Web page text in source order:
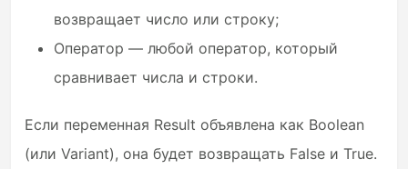
возвращает число или строку;
Оператор — любой оператор, который
сравнивает числа и строки.
Если переменная Result объявлена как Boolean
(или Variant), она будет возвращать False и True.